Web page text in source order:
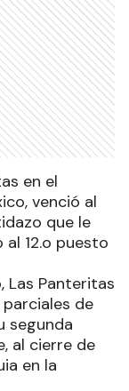
en el
venció al
que le
12.o puesto
Las Panteritas
de
segunda
al cierre de
en la